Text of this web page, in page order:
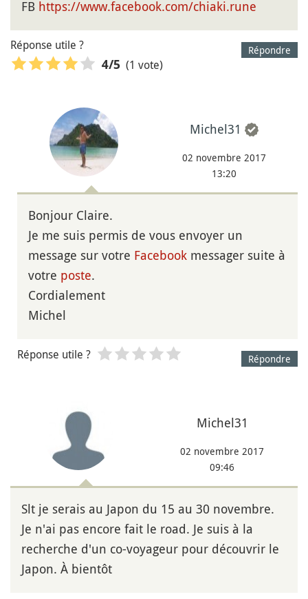
FB https://www.facebook.com/chiaki.rune
Répondre
Réponse utile ?
4/5 (1 vote)
Michel31
02 novembre 2017
13:20
Bonjour Claire.
Je me suis permis de vous envoyer un
message sur votre Facebook messager suite à
votre poste.
Cordialement
Michel
Répondre
Réponse utile ?
Michel31
02 novembre 2017
09:46
Slt je serais au Japon du 15 au 30 novembre.
Je n'ai pas encore fait le road. Je suis à la
recherche d'un co-voyageur pour découvrir le
Japon. À bientôt